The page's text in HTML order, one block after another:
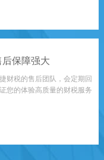
保障强大
财税的售后团队，会定期回
您的体验高质量的财税服务